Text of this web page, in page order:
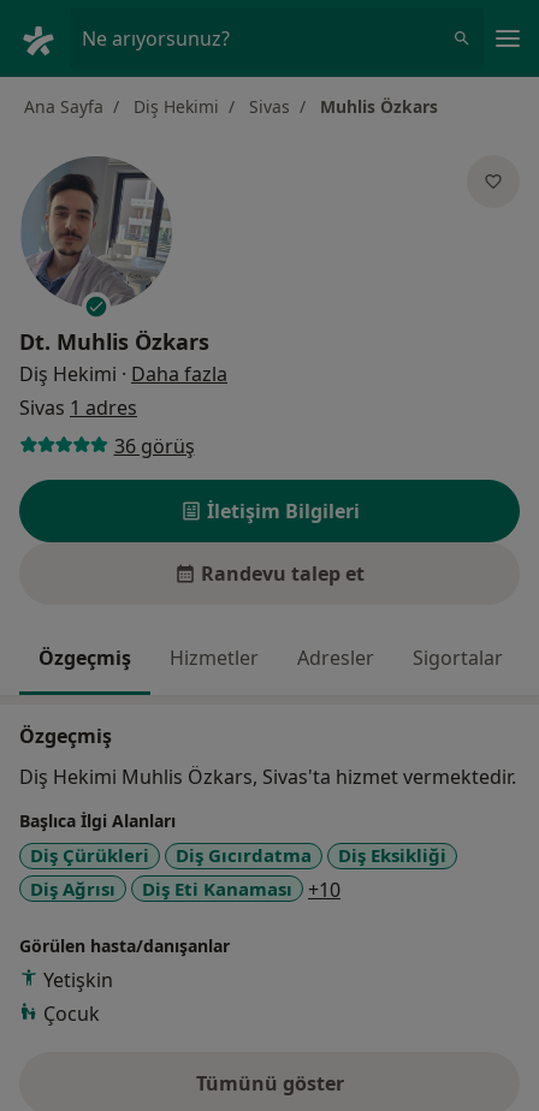
Ne arıyorsunuz?
Ana Sayfa Diş Hekimi Sivas Muhlis Özkars
Dt. Muhlis Özkars
Diş Hekimi · Daha fazla
Sivas 1 adres
36 görüş
İletişim Bilgileri
Randevu talep et
Özgeçmiş Hizmetler Adresler Sigortalar
Özgeçmiş
Diş Hekimi Muhlis Özkars, Sivas'ta hizmet vermektedir.
Başlıca İlgi Alanları
Diş Çürükleri Diş Gıcırdatma
Diş Eksikliği
Diş Ağrısı
Diş Eti Kanaması +10
Görülen hasta/danışanlar
Yetişkin
Çocuk
Tümünü gösterdeneyim hakkında